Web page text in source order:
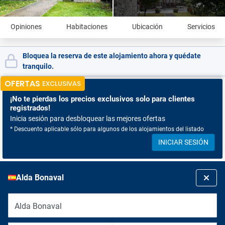
Opiniones Habitaciones Ubicación Servicios
Bloquea la reserva de este alojamiento ahora y quédate
tranquilo.
OFERTAS EXCLUSIVAS
¡No te pierdas los precios exclusivos solo para clientes
registrados!
Inicia sesión para desbloquear las mejores ofertas
* Descuento aplicable sólo para algunos de los alojamientos del listado
INICIAR SESIÓN
Alda Bonaval
Alda Bonaval